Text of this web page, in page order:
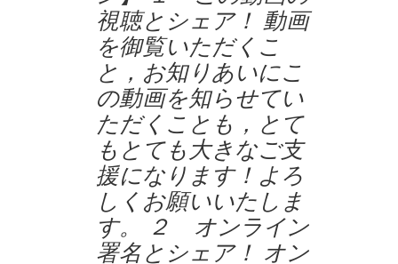
視聴とシェア！ 動画
を御覧いただくこ
と，お知りあいにこ
の動画を知らせてい
ただくことも，とて
もとても大きなご支
援になります！よろ
しくお願いいたしま
す。 ２ オンライン
署名とシェア！ オン